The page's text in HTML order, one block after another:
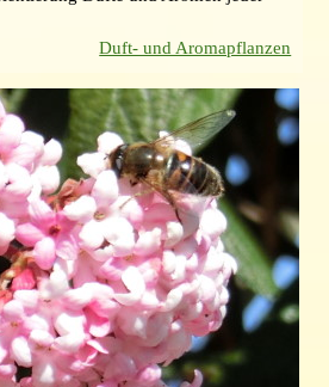
Duft- und Aromapflanzen